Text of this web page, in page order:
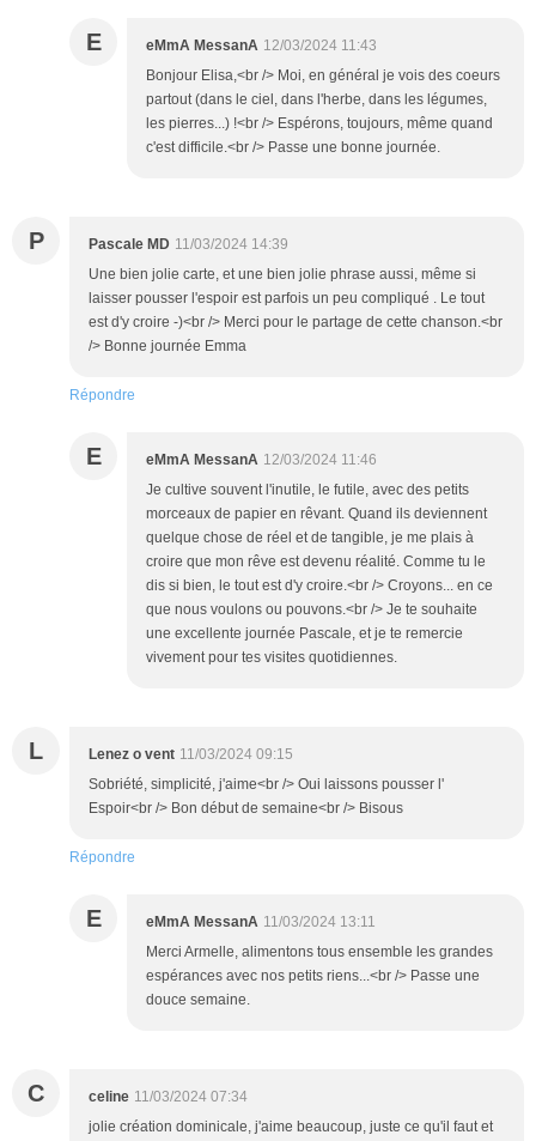
E eMmA MessanA 12/03/2024 11:43
Bonjour Elisa,<br /> Moi, en général je vois des coeurs
partout (dans le ciel, dans l'herbe, dans les légumes,
les pierres...) !<br /> Espérons, toujours, même quand
c'est difficile.<br /> Passe une bonne journée.
P Pascale MD 11/03/2024 14:39
Une bien jolie carte, et une bien jolie phrase aussi, même si
laisser pousser l'espoir est parfois un peu compliqué . Le tout
est d'y croire -)<br /> Merci pour le partage de cette chanson.<br
/> Bonne journée Emma
Répondre
E eMmA MessanA 12/03/2024 11:46
Je cultive souvent l'inutile, le futile, avec des petits
morceaux de papier en rêvant. Quand ils deviennent
quelque chose de réel et de tangible, je me plais à
croire que mon rêve est devenu réalité. Comme tu le
dis si bien, le tout est d'y croire.<br /> Croyons... en ce
que nous voulons ou pouvons.<br /> Je te souhaite
une excellente journée Pascale, et je te remercie
vivement pour tes visites quotidiennes.
L Lenez o vent 11/03/2024 09:15
Sobriété, simplicité, j'aime<br /> Oui laissons pousser l'
Espoir<br /> Bon début de semaine<br /> Bisous
Répondre
E eMmA MessanA 11/03/2024 13:11
Merci Armelle, alimentons tous ensemble les grandes
espérances avec nos petits riens...<br /> Passe une
douce semaine.
C celine 11/03/2024 07:34
jolie création dominicale, j'aime beaucoup, juste ce qu'il faut et